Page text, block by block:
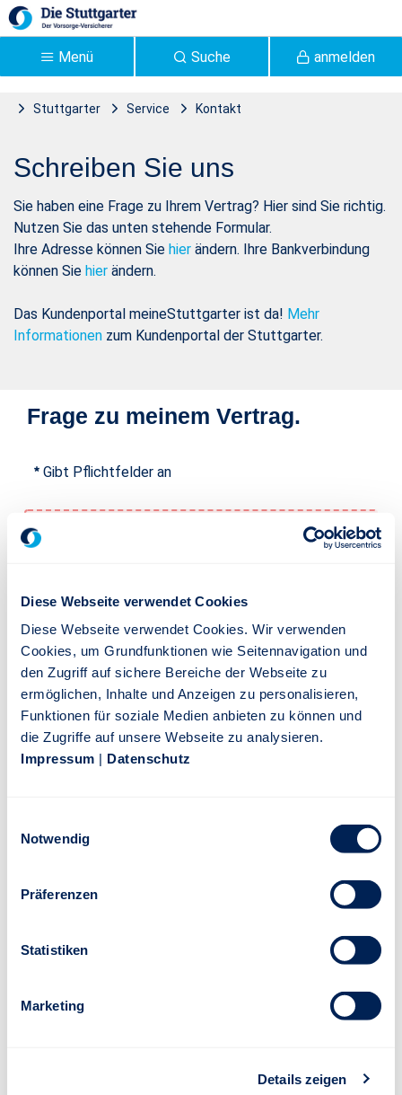
Diese Webseite verwendet Cookies
Diese Webseite verwendet Cookies. Wir verwenden
Cookies, um Grundfunktionen wie Seitennavigation und
den Zugriff auf sichere Bereiche der Webseite zu
ermöglichen, Inhalte und Anzeigen zu personalisieren,
Funktionen für soziale Medien anbieten zu können und
die Zugriffe auf unsere Webseite zu analysieren.
Impressum | Datenschutz
Notwendig
Präferenzen
Statistiken
Marketing
Details zeigen
Zum Hauptinhalt springen
anmelden
Suche
Menü
Stuttgarter Service
Kontakt
- Stuttgarter
Schreiben Sie uns
Sie haben eine Frage zu Ihrem Vertrag? Hier sind Sie richtig.
Nutzen Sie das unten stehende Formular.
Ihre Adresse können Sie hier ändern. Ihre Bankverbindung
können Sie hier ändern.
Das Kundenportal meineStuttgarter ist da! Mehr
Informationen zum Kundenportal der Stuttgarter.
Frage zu meinem Vertrag.
Gibt Pflichtfelder an
Beim Laden des Feldes "text ist ein Fehler
Beim Laden des Feldes "text ist ein Fehler
aufgetreten.
Beim Laden des Feldes "text ist ein Fehler
aufgetreten.
aufgetreten.
Beim Laden des Feldes "text ist ein Fehler
Telefonischer Kontakt gewünscht?